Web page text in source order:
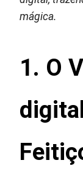
mágica.
1. O